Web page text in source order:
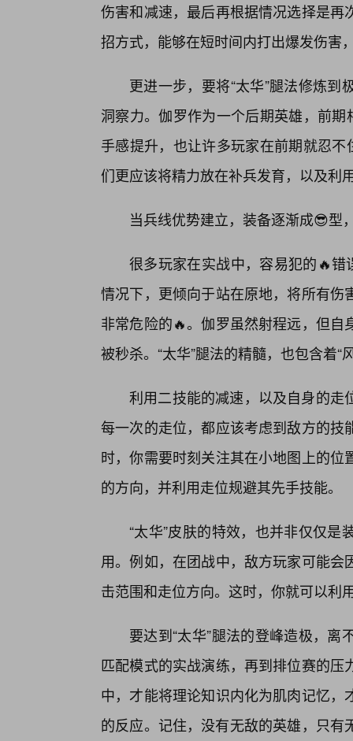
伤害和减速，最后再根据情况选择是
招方式，能够在短时间内打出爆发伤害
更进一步，要将“太华”腿法修炼
洞察力。伽罗作为一个后期英雄，前
手感提升，也让许多玩家在前期就忍
们更应该将精力放在补兵发育，以及利
当兵线优势建立，装备逐渐成😎型
很多玩家在实战中，容易犯的🔥错
情况下，更倾向于站在原地，将所有
非常危险的🔥。伽罗虽然射程远，但
被秒杀。“太华”腿法的精髓，也包含着“
利用二技能的减速，以及自身的走
每一次的走位，都应该考虑到敌方的
时，你需要时刻关注其在小地图上的
的方向，并利用走位规避其先手技能。
“太华”皮肤的特效，也并非仅仅
用。例如，在团战中，敌方玩家可能
击范围和走位方向。这时，你就可以利
要达到“太华”腿法的登峰造极，
匹配模式的实战演练，再到排位赛的
中，才能将理论知识内化为肌肉记忆
的反应。记住，没有无敌的英雄，只有